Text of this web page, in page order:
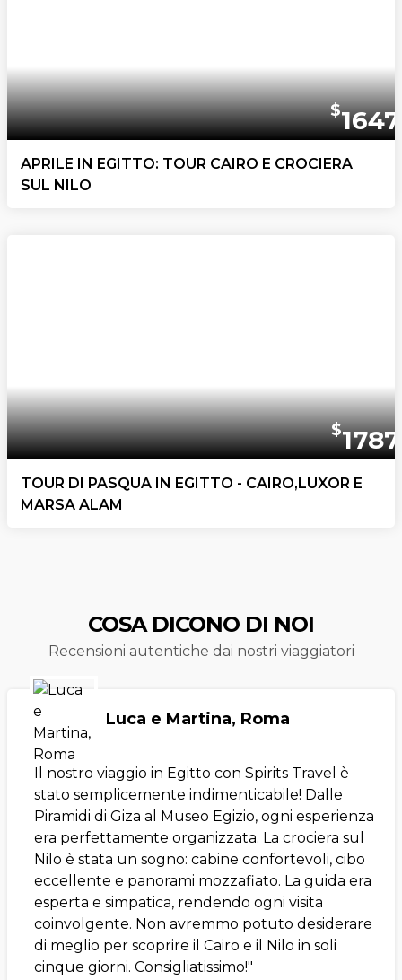
$1647
APRILE IN EGITTO: TOUR CAIRO E CROCIERA
SUL NILO
$1787
TOUR DI PASQUA IN EGITTO - CAIRO,LUXOR E
MARSA ALAM
COSA DICONO DI NOI
Recensioni autentiche dai nostri viaggiatori
Luca e Martina, Roma
Il nostro viaggio in Egitto con Spirits Travel è
stato semplicemente indimenticabile! Dalle
Piramidi di Giza al Museo Egizio, ogni esperienza
era perfettamente organizzata. La crociera sul
Nilo è stata un sogno: cabine confortevoli, cibo
eccellente e panorami mozzafiato. La guida era
esperta e simpatica, rendendo ogni visita
coinvolgente. Non avremmo potuto desiderare
di meglio per scoprire il Cairo e il Nilo in soli
cinque giorni. Consigliatissimo!"